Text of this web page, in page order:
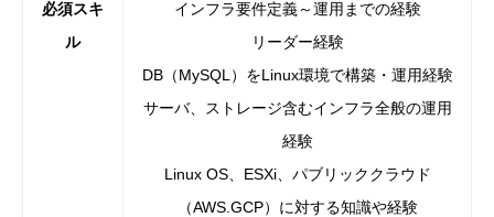
必須スキ
ル
インフラ要件定義～運用までの経験
リーダー経験
DB（MySQL）をLinux環境で構築・運用経験
サーバ、ストレージ含むインフラ全般の運用
経験
Linux OS、ESXi、パブリッククラウド
（AWS.GCP）に対する知識や経験